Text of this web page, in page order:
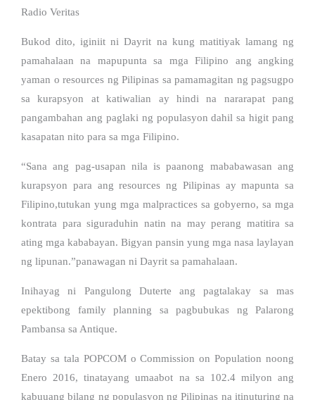
Radio Veritas
Bukod dito, iginiit ni Dayrit na kung matitiyak lamang ng
pamahalaan na mapupunta sa mga Filipino ang angking
yaman o resources ng Pilipinas sa pamamagitan ng pagsugpo
sa kurapsyon at katiwalian ay hindi na nararapat pang
pangambahan ang paglaki ng populasyon dahil sa higit pang
kasapatan nito para sa mga Filipino.
“Sana ang pag-usapan nila is paanong mababawasan ang
kurapsyon para ang resources ng Pilipinas ay mapunta sa
Filipino,tutukan yung mga malpractices sa gobyerno, sa mga
kontrata para siguraduhin natin na may perang matitira sa
ating mga kababayan. Bigyan pansin yung mga nasa laylayan
ng lipunan.”panawagan ni Dayrit sa pamahalaan.
Inihayag ni Pangulong Duterte ang pagtalakay sa mas
epektibong family planning sa pagbubukas ng Palarong
Pambansa sa Antique.
Batay sa tala POPCOM o Commission on Population noong
Enero 2016, tinatayang umaabot na sa 102.4 milyon ang
kabuuang bilang ng populasyon ng Pilipinas na itinuturing na